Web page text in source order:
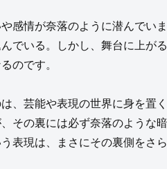
感情が奈落のように潜んでい
でいる。しかし、舞台に上が
のです。
、芸能や表現の世界に身を置
その裏には必ず奈落のような
表現は、まさにその裏側をさ